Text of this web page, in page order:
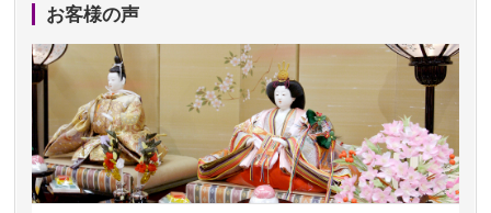
2026/08/04 14:04 東京都の方からお申込み
2026/08/04 00:38 中野区の方からお申込み
2026/08/03 21:17 愛知県の方からお申込み
2026/08/02 18:47 虎ノ門の方からお申込み
お客様の声